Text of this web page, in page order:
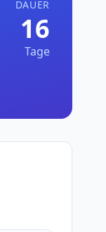
DAUER
16
Tage